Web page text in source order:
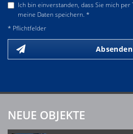
Ich bin einverstanden, dass Sie mich
meine Daten speichern. *
* Pflichtfelder
Absenden
NEUE OBJEKTE